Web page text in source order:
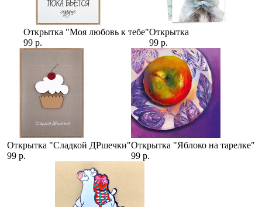
Открытка "Моя любовь к тебе"
99 р.
Открытка
99 р.
Открытка "Сладкой ДРшечки"
99 р.
Открытка "Яблоко на тарелке"
99 р.